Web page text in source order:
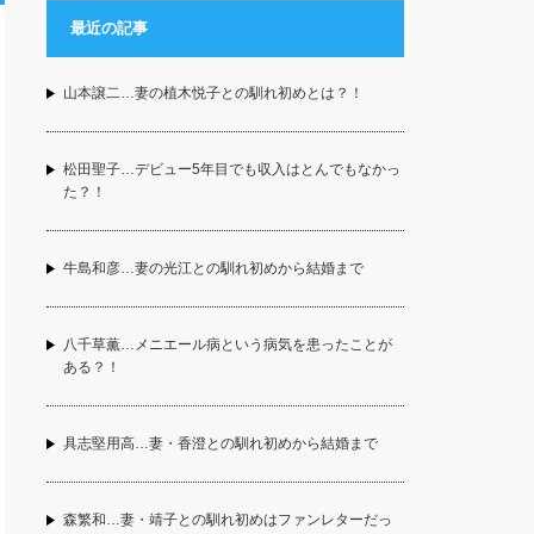
最近の記事
山本譲二…妻の植木悦子との馴れ初めとは？！
松田聖子…デビュー5年目でも収入はとんでもなかっ
た？！
牛島和彦…妻の光江との馴れ初めから結婚まで
八千草薫…メニエール病という病気を患ったことが
ある？！
具志堅用高…妻・香澄との馴れ初めから結婚まで
森繁和…妻・靖子との馴れ初めはファンレターだっ